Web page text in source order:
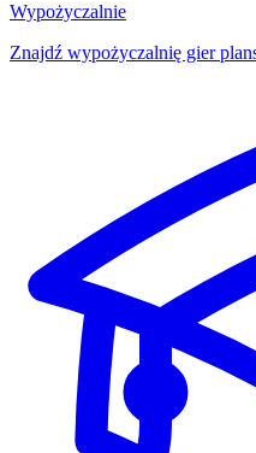
Wypożyczalnie
Znajdź wypożyczalnię gier